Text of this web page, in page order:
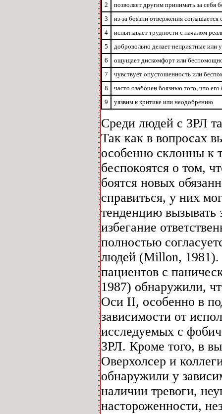
2
позволяет другим принимать за
3
из-за боязни отвержения
4
испытывает трудности с началом
5
добровольно делает неприятные
6
ощущает дискомфорт или
7
чувствует опустошенность или
8
часто озабочен боязнью того, что его
9
уязвим к критике или неодобрению
Среди людей с ЗРЛ
Так как в вопросах
особенно склонны к
беспокоятся о том,
боятся новых
справиться, у них
тенденцию вызывать
избегание
полностью
людей (Millon, 1981).
пациентов с
1987) обнаружили,
Оси II, особенно в
зависимости от
исследуемых с
ЗРЛ. Кроме того, в
Оверхолсер и
обнаружили у
наличии тревоги,
настороженности,